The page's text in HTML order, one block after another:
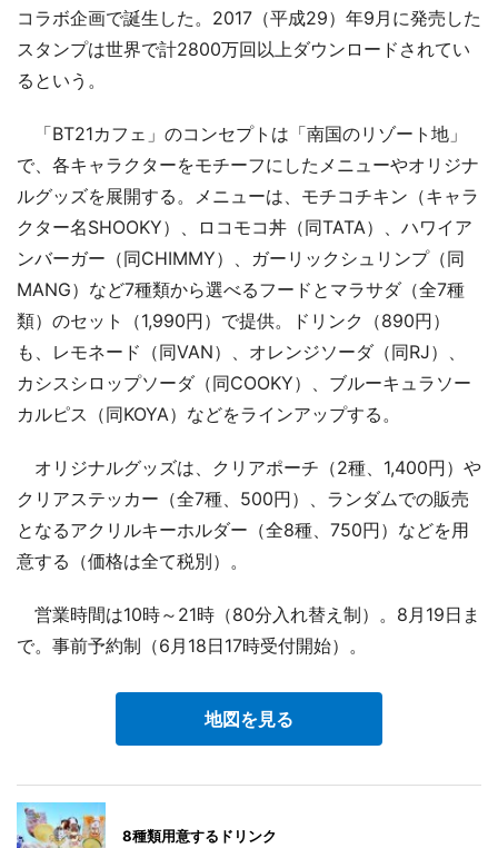
コラボ企画で誕生した。2017（平成29）年9月に発売した
スタンプは世界で計2800万回以上ダウンロードされてい
るという。
「BT21カフェ」のコンセプトは「南国のリゾート地」
で、各キャラクターをモチーフにしたメニューやオリジナ
ルグッズを展開する。メニューは、モチコチキン（キャラ
クター名SHOOKY）、ロコモコ丼（同TATA）、ハワイア
ンバーガー（同CHIMMY）、ガーリックシュリンプ（同
MANG）など7種類から選べるフードとマラサダ（全7種
類）のセット（1,990円）で提供。ドリンク（890円）
も、レモネード（同VAN）、オレンジソーダ（同RJ）、
カシスシロップソーダ（同COOKY）、ブルーキュラソー
カルピス（同KOYA）などをラインアップする。
オリジナルグッズは、クリアポーチ（2種、1,400円）や
クリアステッカー（全7種、500円）、ランダムでの販売
となるアクリルキーホルダー（全8種、750円）などを用
意する（価格は全て税別）。
営業時間は10時～21時（80分入れ替え制）。8月19日ま
で。事前予約制（6月18日17時受付開始）。
地図を見る
8種類用意するドリンク